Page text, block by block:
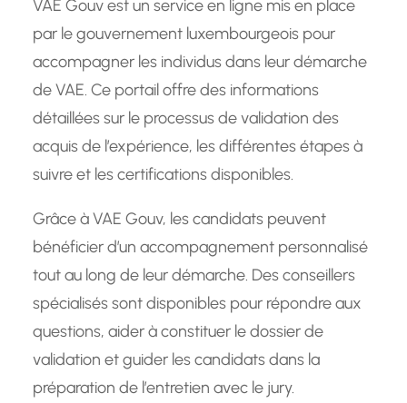
VAE Gouv est un service en ligne mis en place
par le gouvernement luxembourgeois pour
accompagner les individus dans leur démarche
de VAE. Ce portail offre des informations
détaillées sur le processus de validation des
acquis de l’expérience, les différentes étapes à
suivre et les certifications disponibles.
Grâce à VAE Gouv, les candidats peuvent
bénéficier d’un accompagnement personnalisé
tout au long de leur démarche. Des conseillers
spécialisés sont disponibles pour répondre aux
questions, aider à constituer le dossier de
validation et guider les candidats dans la
préparation de l’entretien avec le jury.